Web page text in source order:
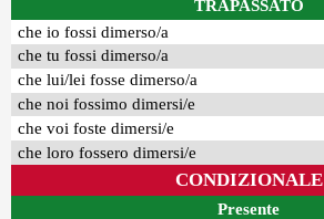
TRAPASSATO
che io fossi dimerso/a
che tu fossi dimerso/a
che lui/lei fosse dimerso/a
che noi fossimo dimersi/e
che voi foste dimersi/e
che loro fossero dimersi/e
CONDIZIONALE
Presente